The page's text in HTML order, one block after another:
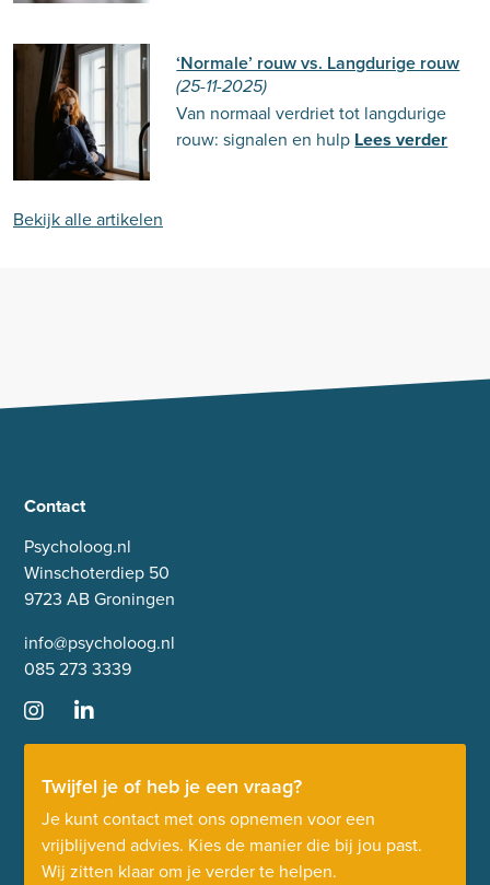
‘Normale’ rouw vs. Langdurige rouw
(25-11-2025)
Van normaal verdriet tot langdurige
rouw: signalen en hulp Lees verder
Bekijk alle artikelen
Contact
Psycholoog.nl
Winschoterdiep 50
9723 AB Groningen
info@psycholoog.nl
085 273 3339
Twijfel je of heb je een vraag?
Je kunt contact met ons opnemen voor een
vrijblijvend advies. Kies de manier die bij jou past.
Wij zitten klaar om je verder te helpen.